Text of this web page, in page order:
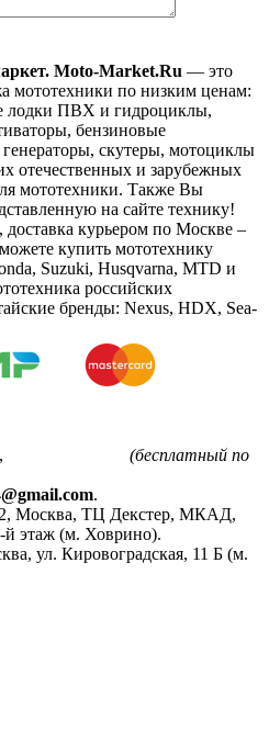
Moto-Market.Ru — это
мототехники по низким ценам:
лодки ПВХ и гидроциклы,
бензиновые
генераторы, скутеры, мотоциклы
отечественных и зарубежных
мототехники. Также Вы
на сайте технику!
доставка курьером по Москве –
купить мототехнику
Suzuki, Husqvarna, MTD и
российских
бренды: Nexus, HDX, Sea-
,
(бесплатный по
.
, Москва, ТЦ Декстер, МКАД,
й этаж (м. Ховрино).
, ул. Кировоградская, 11 Б (м.